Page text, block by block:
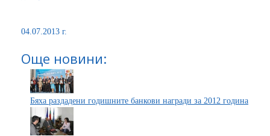
04.07.2013 г.
Още новини:
Бяха раздадени годишните банкови награди за 2012 година